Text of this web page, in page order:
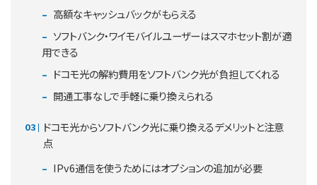
高額なキャッシュバックがもらえる
ソフトバンク・ワイモバイルユーザーはスマホセット割が適
用できる
ドコモ光の解約費用をソフトバンク光が負担してくれる
開通工事なしで手軽に乗り換えられる
ドコモ光からソフトバンク光に乗り換えるデメリットと注意
点
IPv6通信を使うためにはオプションの追加が必要